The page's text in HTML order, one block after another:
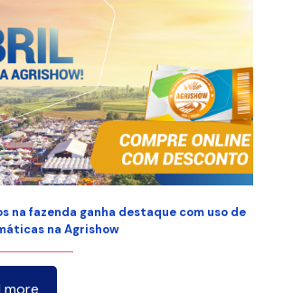
na fazenda ganha destaque com uso de
na Agrishow